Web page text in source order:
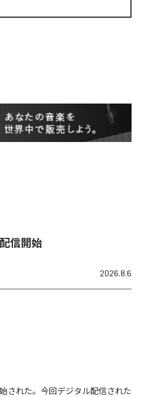
配信開始
2026.8.6
始された。今回デジタル配信された